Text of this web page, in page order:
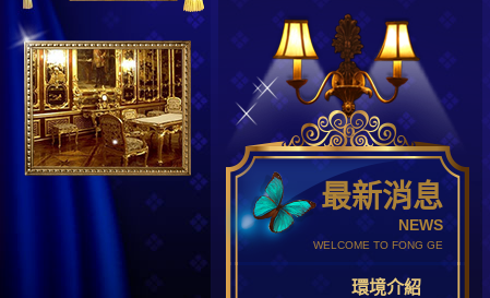
最新消息
NEWS
WELCOME TO FONG GE
環境介紹